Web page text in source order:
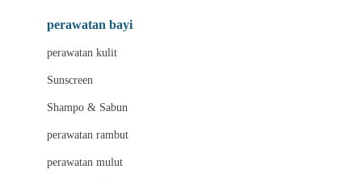
Lillebaby
Little Bird Told Me
Little Miss Janis
London Taxi
Love To Dream
M
perawatan bayi
perawatan kulit
Sunscreen
Shampo & Sabun
perawatan rambut
perawatan mulut